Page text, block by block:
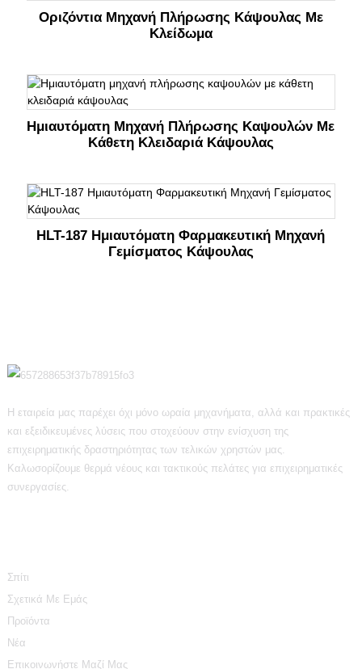
Οριζόντια Μηχανή Πλήρωσης Κάψουλας Με
Κλείδωμα
Ημιαυτόματη Μηχανή Πλήρωσης Καψουλών Με
Κάθετη Κλειδαριά Κάψουλας
HLT-187 Ημιαυτόματη Φαρμακευτική Μηχανή
Γεμίσματος Κάψουλας
Η εταιρεία μας παρέχει όχι μόνο ωραία μηχανήματα, αλλά και πρακτικές
και εξειδικευμένες λύσεις που στοχεύουν στην ενίσχυση της
επιχειρηματικής δραστηριότητας των τελικών χρηστών μας.
Καλωσορίζουμε θερμά νέους και τακτικούς πελάτες για επιχειρηματικές
συνεργασίες.
Σπίτι
Σχετικά Με Εμάς
Προϊόντα
Νέα
Επικοινωνήστε Μαζί Μας